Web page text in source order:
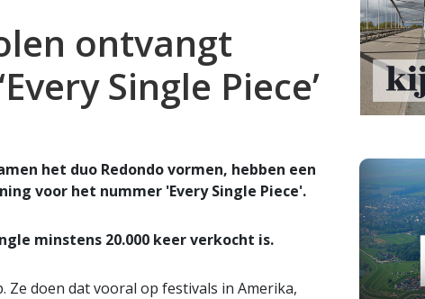
ontvangt
Single Piece’
het duo Redondo vormen, hebben een
voor het nummer 'Every Single Piece'.
minstens 20.000 keer verkocht is.
Ze doen dat vooral op festivals in Amerika,